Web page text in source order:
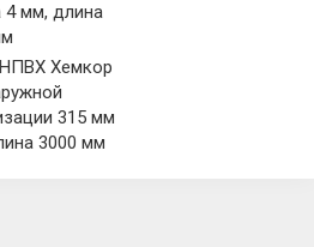
4 мм, длина
Хемкор
315 мм
3000 мм